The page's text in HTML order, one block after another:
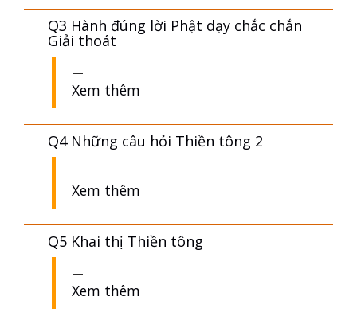
Q3 Hành đúng lời Phật dạy chắc chắn
Giải thoát
Xem thêm
Q4 Những câu hỏi Thiền tông 2
Xem thêm
Q5 Khai thị Thiền tông
Xem thêm